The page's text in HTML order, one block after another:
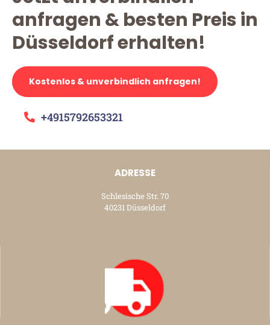
anfragen & besten Preis in
Düsseldorf erhalten!
Kostenlos & unverbindlich anfragen!
+4915792653321
ADRESSE
Schlesische Str. 70
40231 Düsseldorf